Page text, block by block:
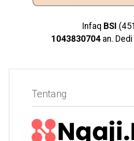
Infaq BSI
1043830704 an.
Tentang